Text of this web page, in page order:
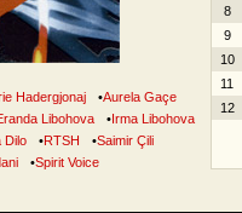
Hadergjonaj •Aurela Gaçe
Libohova •Irma Libohova
Dilo •RTSH •Saimir Çili
•Spirit Voice
8
9
10
11
12